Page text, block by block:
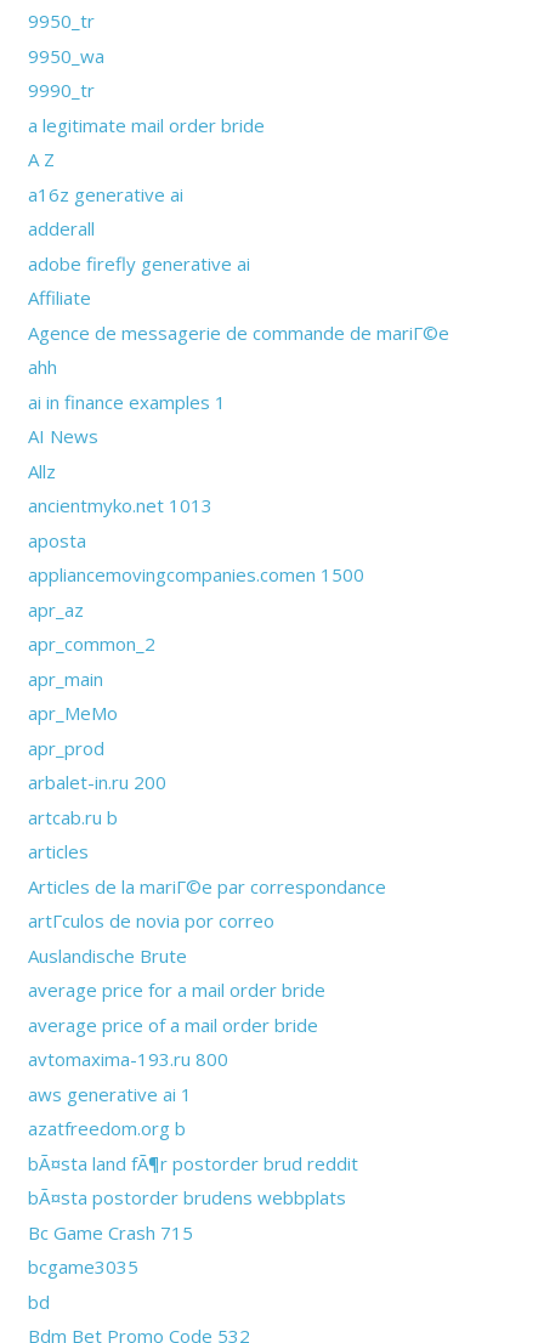
9950_tr
9950_wa
9990_tr
a legitimate mail order bride
A Z
a16z generative ai
adderall
adobe firefly generative ai
Affiliate
Agence de messagerie de commande de mariГ©e
ahh
ai in finance examples 1
AI News
Allz
ancientmyko.net 1013
aposta
appliancemovingcompanies.comen 1500
apr_az
apr_common_2
apr_main
apr_MeMo
apr_prod
arbalet-in.ru 200
artcab.ru b
articles
Articles de la mariГ©e par correspondance
artГ­culos de novia por correo
Auslandische Brute
average price for a mail order bride
average price of a mail order bride
avtomaxima-193.ru 800
aws generative ai 1
azatfreedom.org b
bÃ¤sta land fÃ¶r postorder brud reddit
bÃ¤sta postorder brudens webbplats
Bc Game Crash 715
bcgame3035
bd
Bdm Bet Promo Code 532